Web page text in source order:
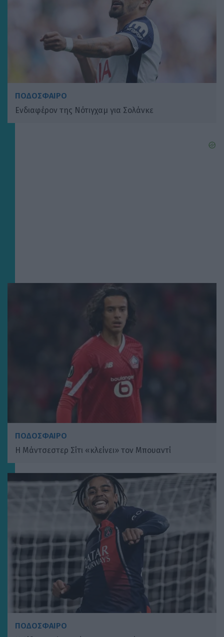
ΠΟΔΟΣΦΑΙΡΟ
Ενδιαφέρον της Νότιγχαμ για Σολάνκε
ΠΟΔΟΣΦΑΙΡΟ
Η Μάντσεστερ Σίτι «κλείνει» τον Μπουαντί
ΠΟΔΟΣΦΑΙΡΟ